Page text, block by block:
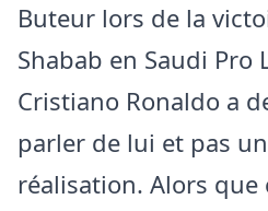
Buteur lors de la
Shabab en Saudi Pro
Cristiano Ronaldo a
parler de lui et pas
réalisation. Alors que